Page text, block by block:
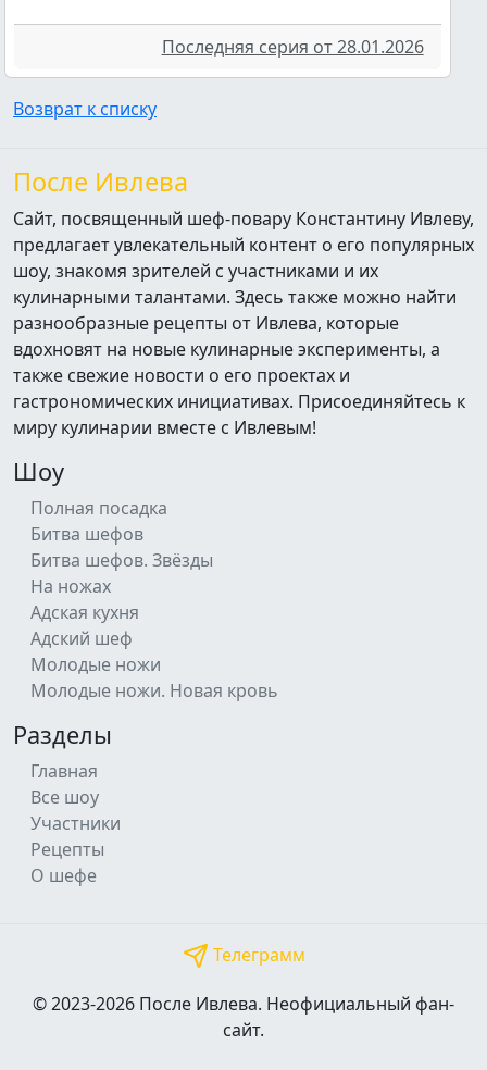
Последняя серия от 28.01.2026
Возврат к списку
После Ивлева
Сайт, посвященный шеф-повару Константину Ивлеву,
предлагает увлекательный контент о его популярных
шоу, знакомя зрителей с участниками и их
кулинарными талантами. Здесь также можно найти
разнообразные рецепты от Ивлева, которые
вдохновят на новые кулинарные эксперименты, а
также свежие новости о его проектах и
гастрономических инициативах. Присоединяйтесь к
миру кулинарии вместе с Ивлевым!
Шоу
Полная посадка
Битва шефов
Битва шефов. Звёзды
На ножах
Адская кухня
Адский шеф
Молодые ножи
Молодые ножи. Новая кровь
Разделы
Главная
Все шоу
Участники
Рецепты
О шефе
Телеграмм
© 2023-2026 После Ивлева. Неофициальный фан-
сайт.